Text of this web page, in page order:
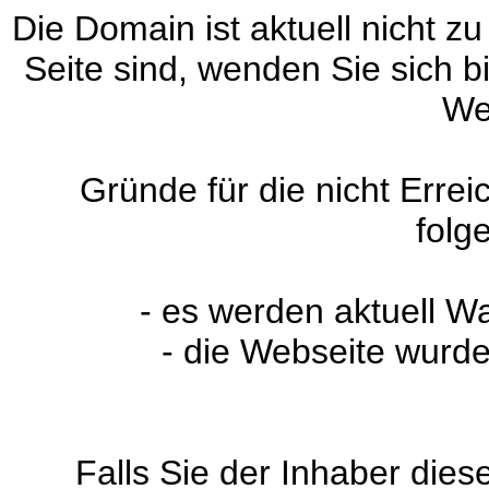
Die Domain ist aktuell nicht
Seite sind, wenden Sie sich
Gründe für die nicht
- es werden aktuell
- die Webseite
Falls Sie der Inhaber